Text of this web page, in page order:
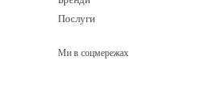
Послуги
Ми в соцмережах